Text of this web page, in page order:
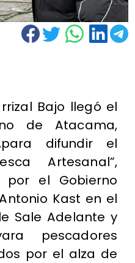
Bajo llegó el
de Atacama,
difundir el
Artesanal”,
por el Gobierno
Kast en el
Sale Adelante y
pescadores
por el alza de